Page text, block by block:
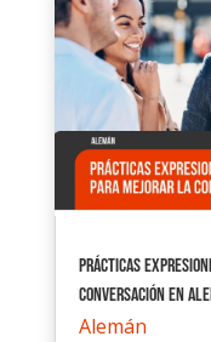
Prácticas
conversación en
Alemán